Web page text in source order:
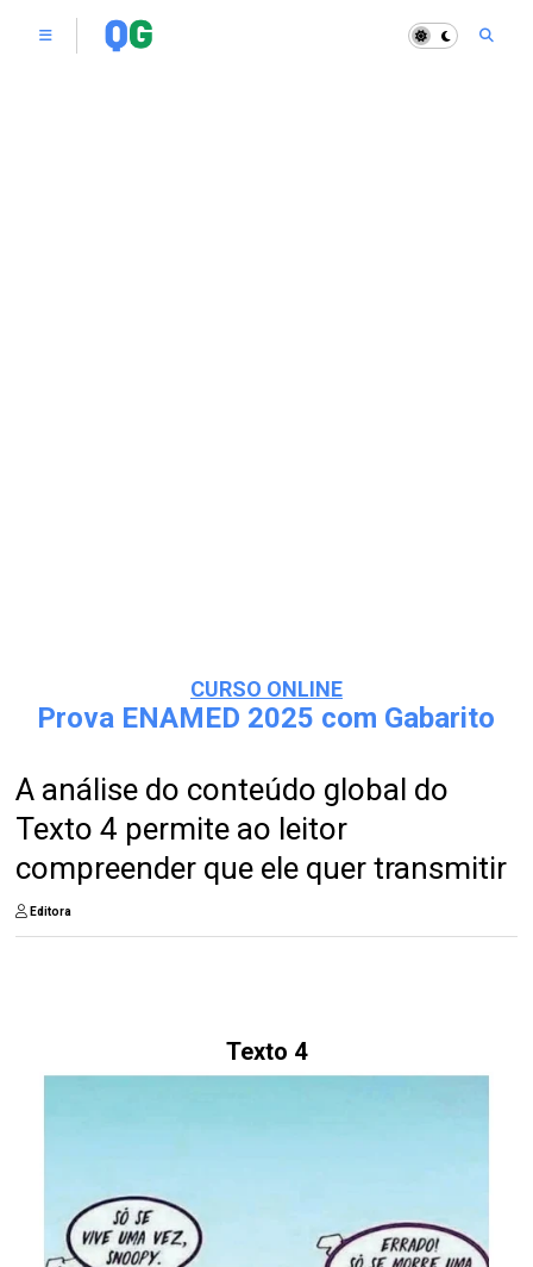
CURSO ONLINE
Prova ENAMED 2025 com Gabarito
A análise do conteúdo global do
Texto 4 permite ao leitor
compreender que ele quer transmitir
Editora
Texto 4